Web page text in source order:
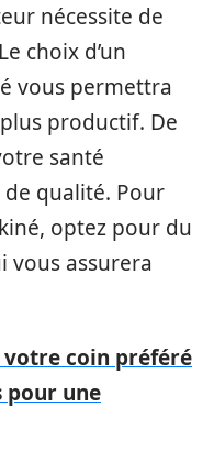
nécessite de
choix d’un
vous permettra
productif. De
santé
qualité. Pour
optez pour du
assurera
votre coin préféré
pour une